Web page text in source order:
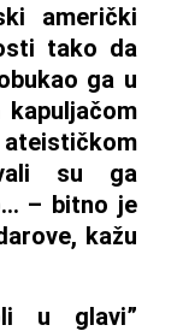
američki
tako da
ga u
su ga
– bitno je
kažu
u glavi”